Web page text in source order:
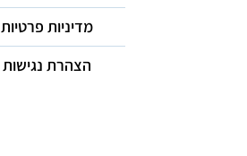
מדיניות פרטיות
הצהרת נגישות